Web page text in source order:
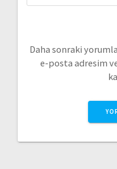
Daha sonraki
e-posta adresim